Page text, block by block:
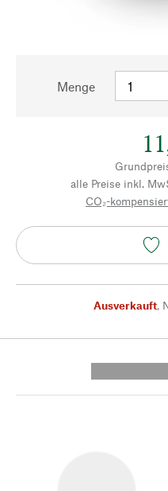
Menge
alle Preise inkl.
CO₂-
Ausverkauft,